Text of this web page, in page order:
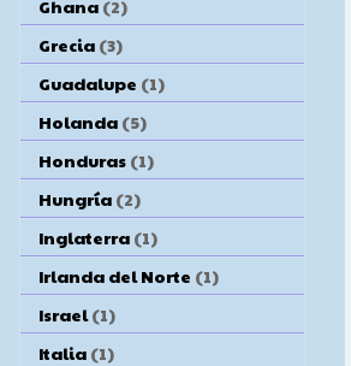
Ghana (2)
Grecia (3)
Guadalupe (1)
Holanda (5)
Honduras (1)
Hungría (2)
Inglaterra (1)
Irlanda del Norte (1)
Israel (1)
Italia (1)